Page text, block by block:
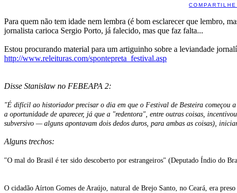
Para quem não tem idade nem lembra (é bom esclarecer que lembro,
jornalista carioca Sergio Porto, já falecido, mas que faz falta...
Estou procurando material para um artiguinho sobre a leviandade
http://www.releituras.com/spontepreta_festival.asp
Disse Stanislaw no FEBEAPA 2:
"É difícil ao historiador precisar o dia em que o Festival de Besteira começou
a oportunidade de aparecer, já que a "redentora", entre outras coisas,
subversivo — alguns apontavam dois dedos duros, para ambas as coisas),
Alguns trechos:
"O mal do Brasil é ter sido descoberto por estrangeiros" (Deputado Índio do
O cidadão Aírton Gomes de Araújo, natural de Brejo Santo, no Ceará, era